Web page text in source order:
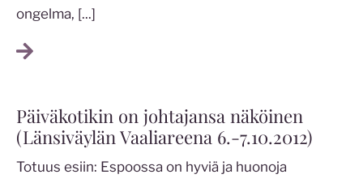
ongelma, [...]
Päiväkotikin on johtajansa näköinen
(Länsiväylän Vaaliareena 6.-7.10.2012)
Totuus esiin: Espoossa on hyviä ja huonoja